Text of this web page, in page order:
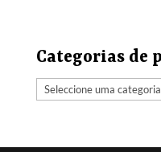
Categorias de